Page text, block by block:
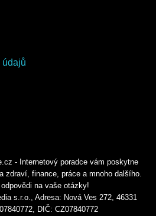
údajů
- Internetový poradce vám poskytne
zdraví, finance, práce a mnoho dalšího.
na vaše otázky!
s.r.o., Adresa: Nová Ves 272, 46331
DIČ: CZ07840772